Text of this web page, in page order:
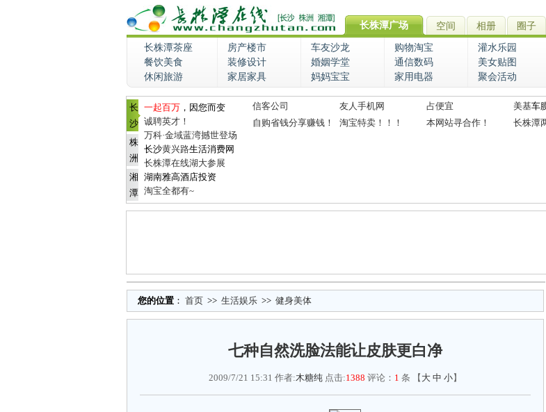
长株潭广场 空间 相册 圈子
长株潭茶座 房产楼市 车友沙龙 购物淘宝 灌水乐园
餐饮美食
装修设计 婚姻学堂 通信数码 美女贴图
休闲旅游
家居家具 妈妈宝宝 家用电器 聚会活动
长
沙
株
洲
湘
潭
一起百万 ，因您而变
诚聘英才！
万科·金域蓝湾撼世登场
长沙黄兴路生活消费网
长株潭在线湖大参展
湖南雅高酒店投资
淘宝全都有~
信客公司 友人手机网 占便宜 美基车
自购省钱分享赚钱！
淘宝特卖！！！ 本网站寻合作！ 长株潭
您的位置 ： 首页 >> 生活娱乐 >> 健身美体
七种自然洗脸法能让皮肤更白净
2009/7/21 15:31 作者:木糖纯 点击:1388 评论： 1 条 【 大 中 小】